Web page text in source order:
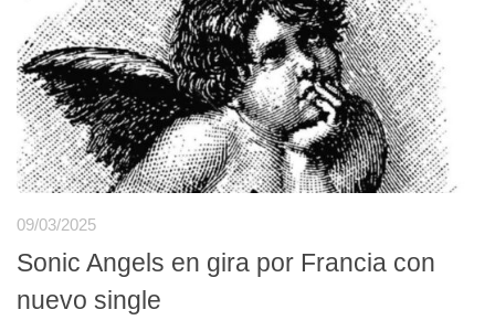
09/03/2025
Sonic Angels en gira por Francia con
nuevo single